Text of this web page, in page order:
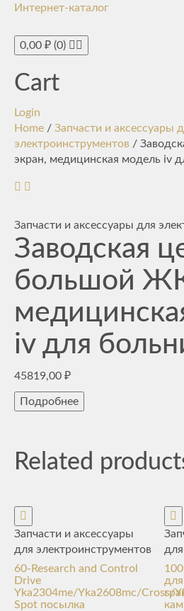
Интернет-каталог
0,00 ₽ (0)
Cart
Login
Home / Запчасти и аксессуары
электроинструментов /
экран, медицинская модель iv
Запчасти и аксессуары для
Заводская
большой
iv для
45819,00 ₽
Подробнее
Related
Запчасти и аксессуары
для электроинструментов
60-Research and Control
Drive
Yka2304me/Yka2608mc/Cross/
Spot посылка